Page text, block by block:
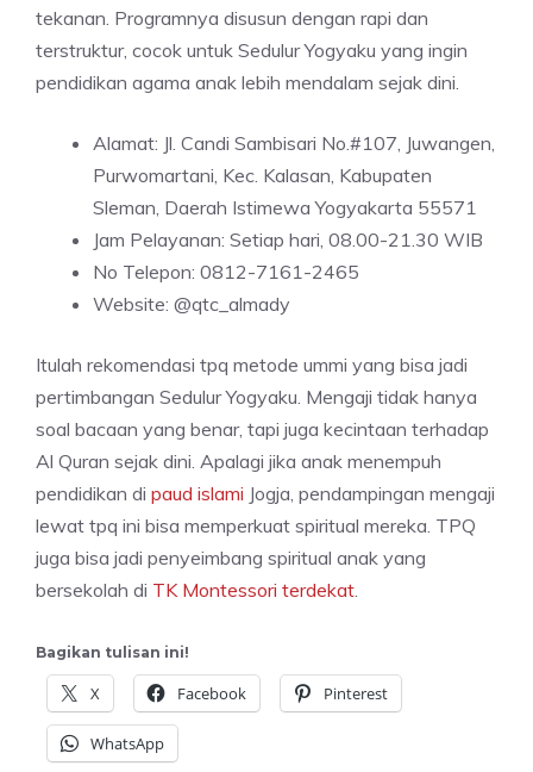
tekanan. Programnya disusun dengan rapi dan
terstruktur, cocok untuk Sedulur Yogyaku yang ingin
pendidikan agama anak lebih mendalam sejak dini.
Alamat: Jl. Candi Sambisari No.#107, Juwangen,
Purwomartani, Kec. Kalasan, Kabupaten
Sleman, Daerah Istimewa Yogyakarta 55571
Jam Pelayanan: Setiap hari, 08.00-21.30 WIB
No Telepon: 0812-7161-2465
Website: @qtc_almady
Itulah rekomendasi tpq metode ummi yang bisa jadi
pertimbangan Sedulur Yogyaku. Mengaji tidak hanya
soal bacaan yang benar, tapi juga kecintaan terhadap
Al Quran sejak dini. Apalagi jika anak menempuh
pendidikan di paud islami Jogja, pendampingan mengaji
lewat tpq ini bisa memperkuat spiritual mereka. TPQ
juga bisa jadi penyeimbang spiritual anak yang
bersekolah di TK Montessori terdekat
Bagikan tulisan ini!
X Facebook Pinterest
WhatsApp